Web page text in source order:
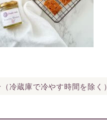
冷蔵庫で冷やす時間を除く）